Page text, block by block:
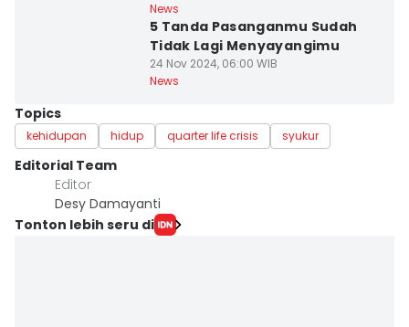
News
5 Tanda Pasanganmu Sudah
Tidak Lagi Menyayangimu
24 Nov 2024, 06:00 WIB
News
Topics
kehidupan hidup quarter life crisis syukur
Editorial Team
Editor
Desy Damayanti
Tonton lebih seru di